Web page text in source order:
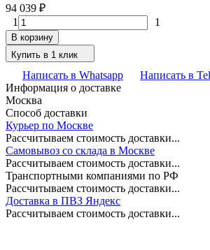
94 039 ₽
1
1
В корзину
Купить в 1 клик
Написать в Whatsapp
Написать в
Информация о доставке
Москва
Способ доставки
Курьер по Москве
Рассчитываем стоимость доставки...
Самовывоз со склада в Москве
Рассчитываем стоимость доставки...
Транспортными компаниями по РФ
Рассчитываем стоимость доставки...
Доставка в ПВЗ Яндекс
Рассчитываем стоимость доставки...